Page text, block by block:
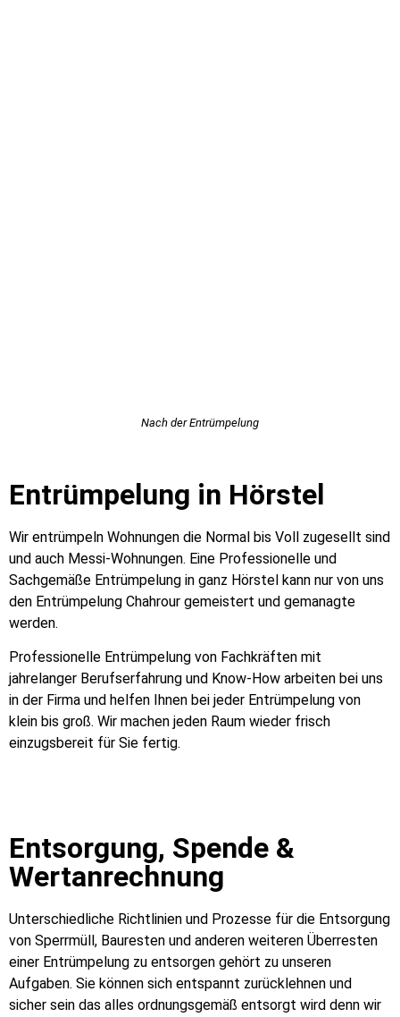
Nach der Entrümpelung
Entrümpelung in Hörstel
Wir entrümpeln Wohnungen die Normal bis Voll zugesellt sind
und auch Messi-Wohnungen. Eine Professionelle und
Sachgemäße Entrümpelung in ganz Hörstel kann nur von uns
den Entrümpelung Chahrour gemeistert und gemanagte
werden.
Professionelle Entrümpelung von Fachkräften mit
jahrelanger Berufserfahrung und Know-How arbeiten bei uns
in der Firma und helfen Ihnen bei jeder Entrümpelung von
klein bis groß. Wir machen jeden Raum wieder frisch
einzugsbereit für Sie fertig.
Entsorgung, Spende &
Wertanrechnung
Unterschiedliche Richtlinien und Prozesse für die Entsorgung
von Sperrmüll, Bauresten und anderen weiteren Überresten
einer Entrümpelung zu entsorgen gehört zu unseren
Aufgaben. Sie können sich entspannt zurücklehnen und
sicher sein das alles ordnungsgemäß entsorgt wird denn wir